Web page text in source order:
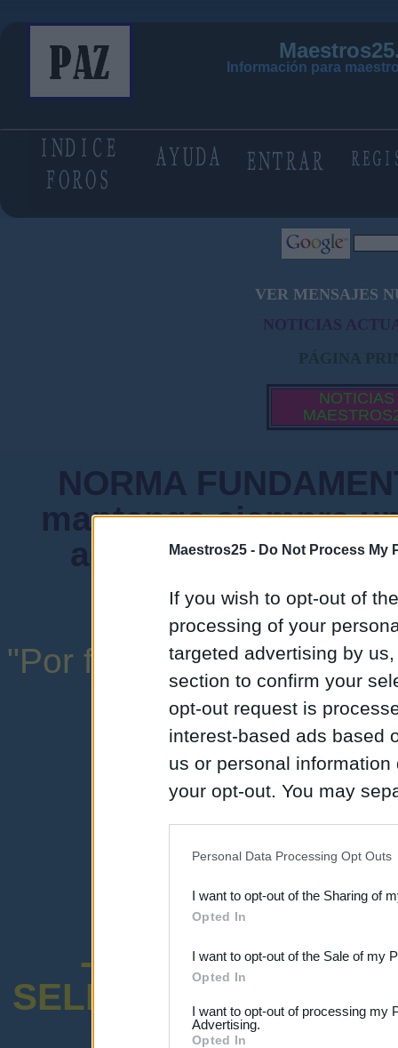
Maestros25 - Do Not Process My
If you wish to opt-out of
processing of your
targeted advertising by
section to confirm your
opt-out request is
interest-based ads based
us or personal
your opt-out. You may
Downstream Participants
third parties.
Personal Data Processing Opt Outs
I want to opt-out of the Sharing of
Opted In
I want to opt-out of the Sale of my
Opted In
I want to opt-out of processing my
Advertising.
Opted In
Información para
VER MENSAJES
NOTICIAS
PÁGINA
NOTICIAS
NORMA
mantenga siempre
admiten mensajes
instituciones
"Por favor, no abuse de
una expresión
-ENCUESTA
SELECTIVO